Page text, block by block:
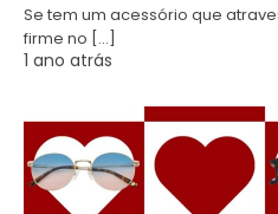
Se tem um acessório que
firme no […]
1 ano atrás